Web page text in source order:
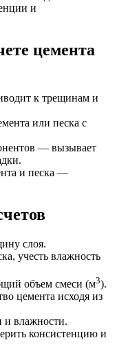
и
цемента
к трещинам и
или песка с
— вызывает
и песка —
слоя.
учесть влажность
объем смеси (м3).
цемента исходя из
и влажности.
консистенцию и